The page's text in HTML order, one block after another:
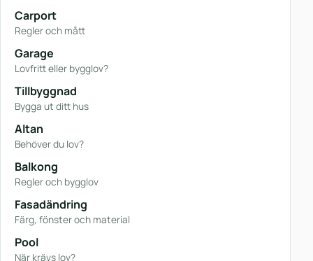
Carport
Regler och mått
Garage
Lovfritt eller bygglov?
Tillbyggnad
Bygga ut ditt hus
Altan
Behöver du lov?
Balkong
Regler och bygglov
Fasadändring
Färg, fönster och material
Pool
När krävs lov?